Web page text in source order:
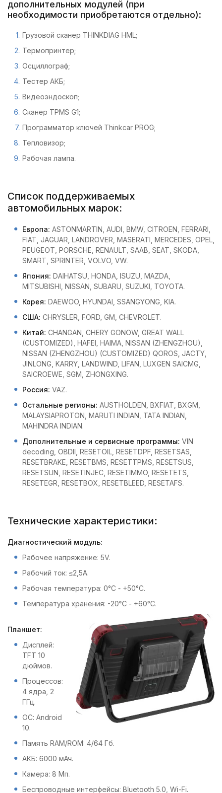
дополнительных модулей (при
необходимости приобретаются отдельно):
Грузовой сканер THINKDIAG HML;
Термопринтер;
Осциллограф;
Тестер АКБ;
Видеоэндоскоп;
Сканер TPMS G1;
Программатор ключей Thinkcar PROG;
Тепловизор;
Рабочая лампа.
Список поддерживаемых
автомобильных марок:
Европа: ASTONMARTIN, AUDI, BMW, CITROEN, FERRARI,
FIAT, JAGUAR, LANDROVER, MASERATI, MERCEDES, OPEL,
PEUGEOT, PORSCHE, RENAULT, SAAB, SEAT, SKODA,
SMART, SPRINTER, VOLVO, VW.
Япония: DAIHATSU, HONDA, ISUZU, MAZDA,
MITSUBISHI, NISSAN, SUBARU, SUZUKI, TOYOTA.
Корея: DAEWOO, HYUNDAI, SSANGYONG, KIA.
США: CHRYSLER, FORD, GM, CHEVROLET.
Китай: CHANGAN, CHERY GONOW, GREAT WALL
(CUSTOMIZED), HAFEI, HAIMA, NISSAN (ZHENGZHOU),
NISSAN (ZHENGZHOU) (CUSTOMIZED) QOROS, JACTY,
JINLONG, KARRY, LANDWIND, LIFAN, LUXGEN SAICMG,
SAICROEWE, SGM, ZHONGXING.
Россия: VAZ.
Остальные регионы: AUSTHOLDEN, BXFIAT, BXGM,
MALAYSIAPROTON, MARUTI INDIAN, TATA INDIAN,
MAHINDRA INDIAN.
Дополнительные и сервисные программы: VIN
decoding, OBDII, RESETOIL, RESETDPF, RESETSAS,
RESETBRAKE, RESETBMS, RESETTPMS, RESETSUS,
RESETSUN, RESETINJEC, RESETIMMO, RESETETS,
RESETEGR, RESETBOX, RESETBLEED, RESETAFS.
Технические характеристики:
Диагностический модуль:
Рабочее напряжение: 5V.
Рабочий ток: ≤2,5А.
Рабочая температура: 0°С - +50°С.
Температура хранения: -20°С - +60°С.
Планшет:
Дисплей:
TFT 10
дюймов.
Процессов:
4 ядра, 2
ГГц.
ОС: Android
10.
Память RAM/ROM: 4/64 Гб.
АКБ: 6000 мАч.
Камера: 8 Мп.
Беспроводные интерфейсы: Bluetooth 5.0, Wi-Fi.